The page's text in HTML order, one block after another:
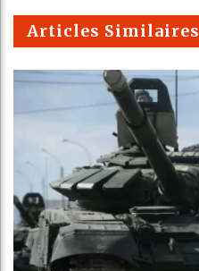
m
Articles Similaires